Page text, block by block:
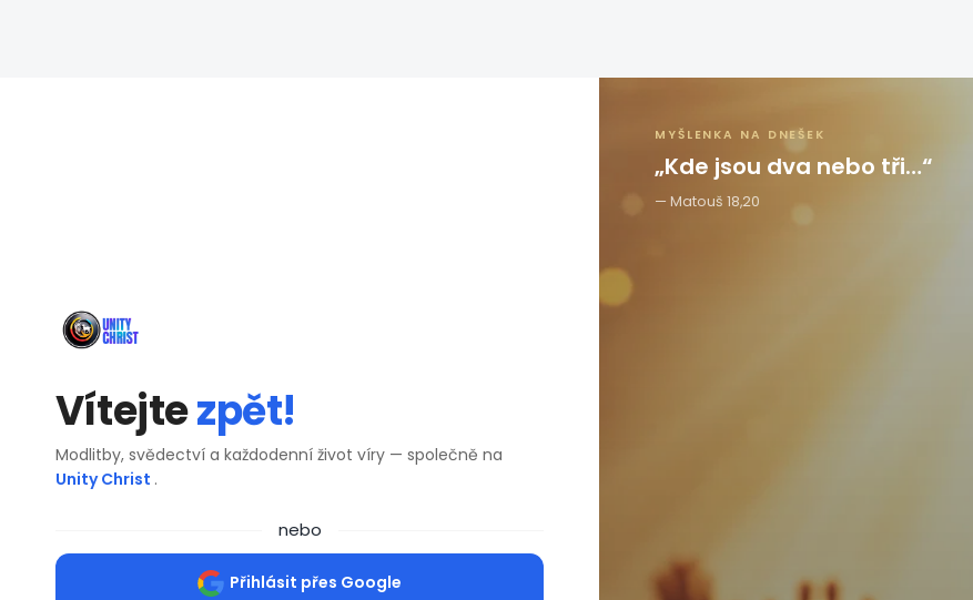
Vítejtezpět!
Modlitby, svědectví a každodenní život víry — společně na
Unity Christ .
nebo
Přihlásit přes Google
MYŠLENKA NA DNEŠEK
„Kde jsou dva nebo tři…“
Matouš 18,20